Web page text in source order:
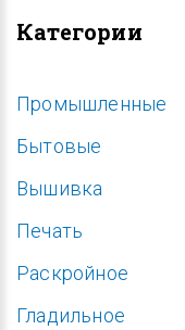
Категории
Промышленные
Бытовые
Вышивка
Печать
Раскройное
Гладильное